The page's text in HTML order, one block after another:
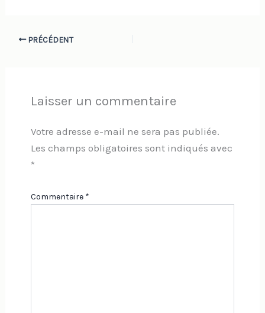
PRÉCÉDENT
Laisser un commentaire
Votre adresse e-mail ne sera pas publiée.
Les champs obligatoires sont indiqués avec
*
Commentaire *